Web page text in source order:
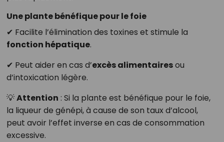
Une plante bénéfique pour le foie
✔ Facilite l’élimination des toxines et stimule la
fonction hépatique.
✔ Peut aider en cas d’excès alimentairesou
d’intoxication légère.
💡Attention : Si la plante est bénéfique pour le foie,
la liqueur de génépi, à cause de son taux d’alcool,
peut avoir l’effet inverse en cas de consommation
excessive.